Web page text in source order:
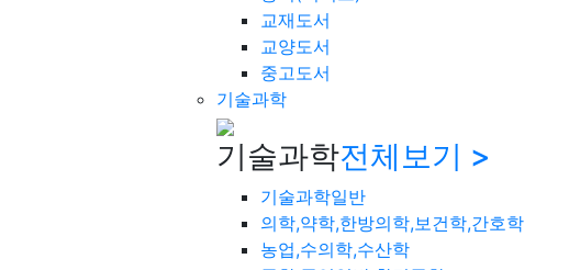
교재도서
교양도서
중고도서
기술과학
기술과학전체보기 >
기술과학일반
의학,약학,한방의학,보건학,간호학
농업,수의학,수산학